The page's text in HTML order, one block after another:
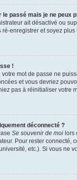
passé mais je ne peux
ait désactivé ou
enregistrer et soyez plus
!
mot de passe ne
et vous devriez
pas à réinitialiser votre
déconnecté ?
Se souvenir de moi lors
Pour rester connecté,
etc.). Si vous ne